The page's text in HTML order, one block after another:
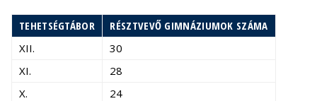
TEHETSÉGTÁBOR
RÉSZTVEVŐ GIMNÁZIUMOK SZÁMA
XII.
30
XI.
28
X.
24